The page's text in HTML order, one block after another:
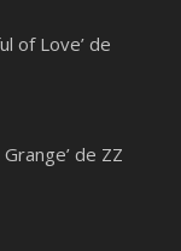
of Love’ de
de ZZ